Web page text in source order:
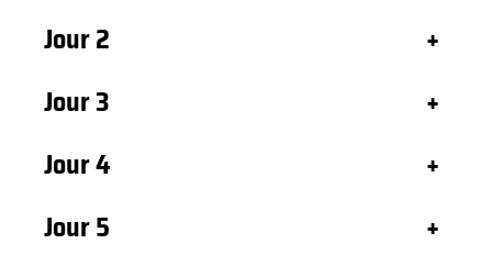
Jour 2
+
Jour 3
+
Jour 4
+
Jour 5
+